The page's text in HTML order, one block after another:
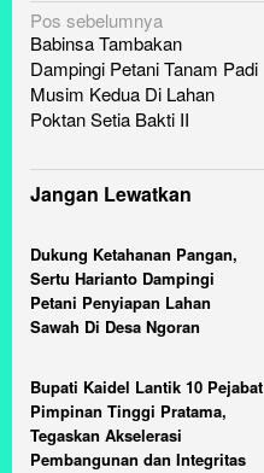
Navigasi
pos
Pos sebelumnya
Babinsa Tambakan
Dampingi Petani Tanam Padi
Musim Kedua Di Lahan
Poktan Setia Bakti II
Jangan Lewatkan
Dukung Ketahanan Pangan,
Sertu Harianto Dampingi
Petani Penyiapan Lahan
Sawah Di Desa Ngoran
Bupati Kaidel Lantik 10 Pejabat
Pimpinan Tinggi Pratama,
Tegaskan Akselerasi
Pembangunan dan Integritas